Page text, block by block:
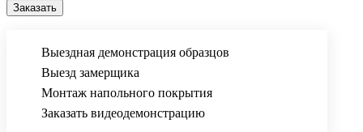
Выездная демонстрация образцов
Выезд замерщика
Монтаж напольного покрытия
Заказать видеодемонстрацию